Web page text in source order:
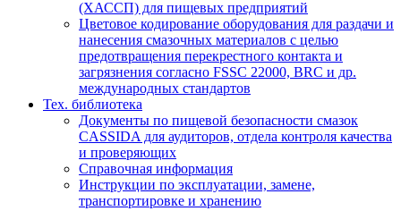
(ХАССП) для пищевых предприятий
Цветовое кодирование оборудования для раздачи и
нанесения смазочных материалов с целью
предотвращения перекрестного контакта и
загрязнения согласно FSSC 22000, BRC и др.
международных стандартов
Тех. библиотека
Документы по пищевой безопасности смазок
CASSIDA для аудиторов, отдела контроля качества
и проверяющих
Справочная информация
Инструкции по эксплуатации, замене,
транспортировке и хранению